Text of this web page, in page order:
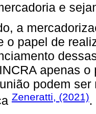
e
a
o papel de
apenas
podem
Zeneratti, (2021).